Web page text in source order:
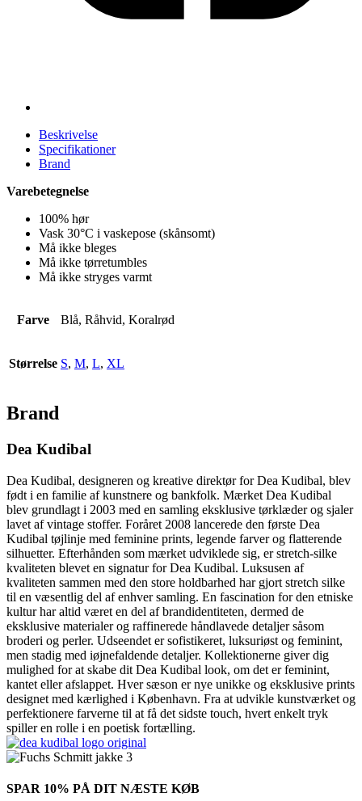
Beskrivelse
Specifikationer
Brand
Varebetegnelse
100% hør
Vask 30°C i vaskepose (skånsomt)
Må ikke bleges
Må ikke tørretumbles
Må ikke stryges varmt
Farve Blå, Råhvid, Koralrød
Størrelse S, M, L, XL
Brand
Dea Kudibal
Dea Kudibal, designeren og kreative direktør for Dea Kudibal, blev
født i en familie af kunstnere og bankfolk. Mærket Dea Kudibal
blev grundlagt i 2003 med en samling eksklusive tørklæder og sjaler
lavet af vintage stoffer. Foråret 2008 lancerede den første Dea
Kudibal tøjlinje med feminine prints, legende farver og flatterende
silhuetter. Efterhånden som mærket udviklede sig, er stretch-silke
kvaliteten blevet en signatur for Dea Kudibal. Luksusen af ​​
kvaliteten sammen med den store holdbarhed har gjort stretch silke
til en væsentlig del af enhver samling. En fascination for den etniske
kultur har altid været en del af brandidentiteten, dermed de
eksklusive materialer og raffinerede håndlavede detaljer såsom
broderi og perler. Udseendet er sofistikeret, luksuriøst og feminint,
men stadig med iøjnefaldende detaljer. Kollektionerne giver dig
mulighed for at skabe dit Dea Kudibal look, om det er feminint,
kantet eller afslappet. Hver sæson er nye unikke og eksklusive prints
designet med kærlighed i København. Fra at udvikle kunstværket og
perfektionere farverne til at få det sidste touch, hvert enkelt tryk
spiller en rolle i en poetisk fortælling.
SPAR 10% PÅ DIT NÆSTE KØB